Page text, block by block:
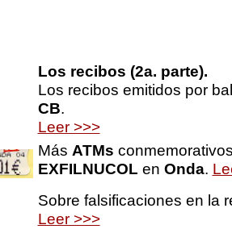
Los recibos (2a. parte).
Los recibos emitidos por
CB.
Leer >>>
Más ATMs
EXFILNUCOL en Onda.
Sobre falsificaciones en la
Leer >>>